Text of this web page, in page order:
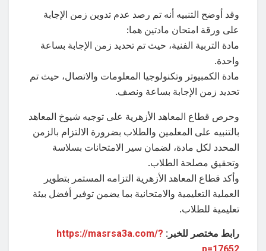
وقد أوضح التنبيه أنه تم رصد عدم تدوين زمن الإجابة
على ورقة امتحان مادتين هما:
مادة التربية الفنية، حيث تم تحديد زمن الإجابة بساعة
واحدة.
مادة الكمبيوتر وتكنولوجيا المعلومات والاتصال، حيث تم
تحديد زمن الإجابة بساعة ونصف.
وحرص قطاع المعاهد الأزهرية على توجيه شيوخ المعاهد
بالتنبيه على المعلمين والطلاب بضرورة الالتزام بالزمن
المحدد لكل مادة، لضمان سير الامتحانات بسلاسة
وتحقيق مصلحة الطلاب.
وأكد قطاع المعاهد الأزهرية التزامه المستمر بتطوير
العملية التعليمية والامتحانية بما يضمن توفير أفضل بيئة
تعليمية للطلاب.
رابط مختصر للخبر: https://masrsa3a.com/?
p=17652